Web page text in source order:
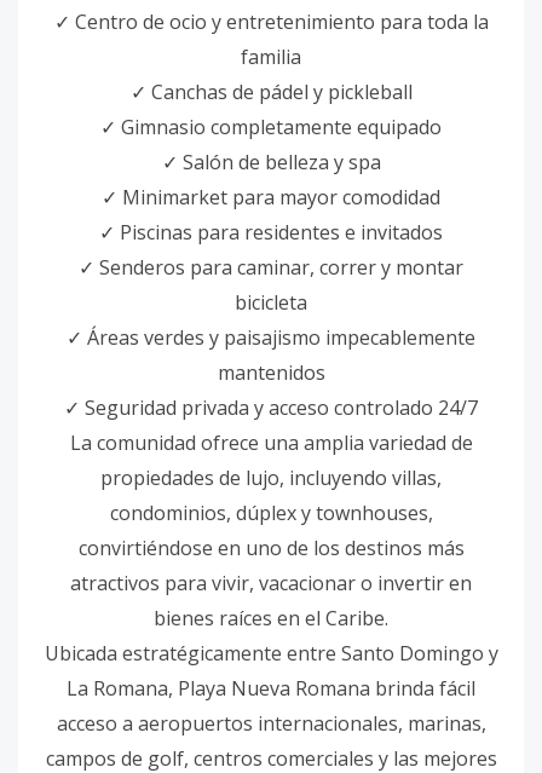
✓ Centro de ocio y entretenimiento para toda la
familia
✓ Canchas de pádel y pickleball
✓ Gimnasio completamente equipado
✓ Salón de belleza y spa
✓ Minimarket para mayor comodidad
✓ Piscinas para residentes e invitados
✓ Senderos para caminar, correr y montar
bicicleta
✓ Áreas verdes y paisajismo impecablemente
mantenidos
✓ Seguridad privada y acceso controlado 24/7
La comunidad ofrece una amplia variedad de
propiedades de lujo, incluyendo villas,
condominios, dúplex y townhouses,
convirtiéndose en uno de los destinos más
atractivos para vivir, vacacionar o invertir en
bienes raíces en el Caribe.
Ubicada estratégicamente entre Santo Domingo y
La Romana, Playa Nueva Romana brinda fácil
acceso a aeropuertos internacionales, marinas,
campos de golf, centros comerciales y las mejores